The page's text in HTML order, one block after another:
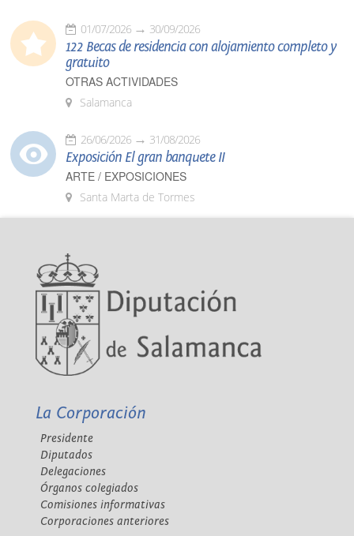
01/07/2026 30/09/2026
122 Becas de residencia con alojamiento completo y
gratuito
OTRAS ACTIVIDADES
Salamanca
26/06/2026 31/08/2026
Exposición El gran banquete II
ARTE / EXPOSICIONES
Santa Marta de Tormes
La Corporación
Presidente
Diputados
Delegaciones
Órganos colegiados
Comisiones informativas
Corporaciones anteriores